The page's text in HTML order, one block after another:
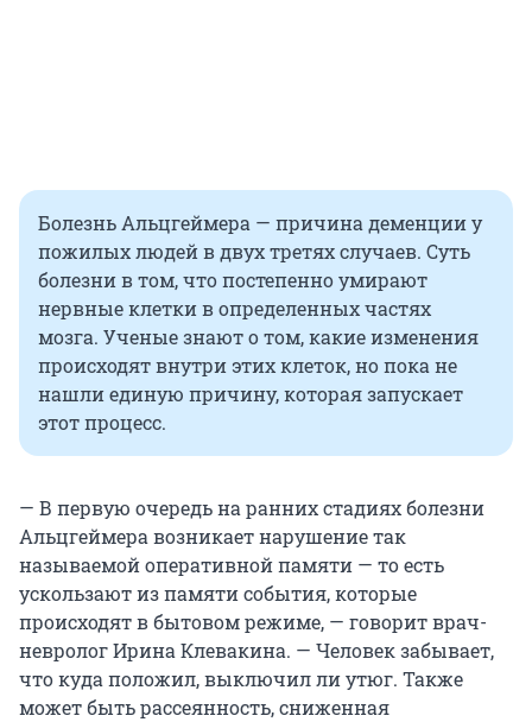
Болезнь Альцгеймера — причина деменции у
пожилых людей в двух третях случаев. Суть
болезни в том, что постепенно умирают
нервные клетки в определенных частях
мозга. Ученые знают о том, какие изменения
происходят внутри этих клеток, но пока не
нашли единую причину, которая запускает
этот процесс.
— В первую очередь на ранних стадиях болезни
Альцгеймера возникает нарушение так
называемой оперативной памяти — то есть
ускользают из памяти события, которые
происходят в бытовом режиме, — говорит врач-
невролог Ирина Клевакина. — Человек забывает,
что куда положил, выключил ли утюг. Также
может быть рассеянность, сниженная